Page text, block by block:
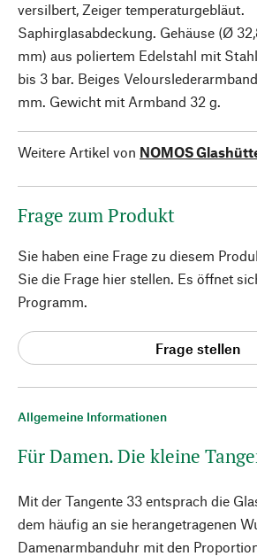
Allgemeine Informationen
Für Damen. Die kleine
Mit der Tangente 33 entsprach die
dem häufig an sie herangetragenen
Damenarmbanduhr mit den
versilbert, Zeiger temperaturgebläut.
Saphirglasabdeckung. Gehäuse (Ø
mm) aus poliertem Edelstahl mit
bis 3 bar. Beiges
mm. Gewicht mit Armband 32 g.
Weitere Artikel von NOMOS
Frage zum Produkt
Sie haben eine Frage zu diesem
Sie die Frage hier stellen. Es öffnet
Programm.
Frage stellen